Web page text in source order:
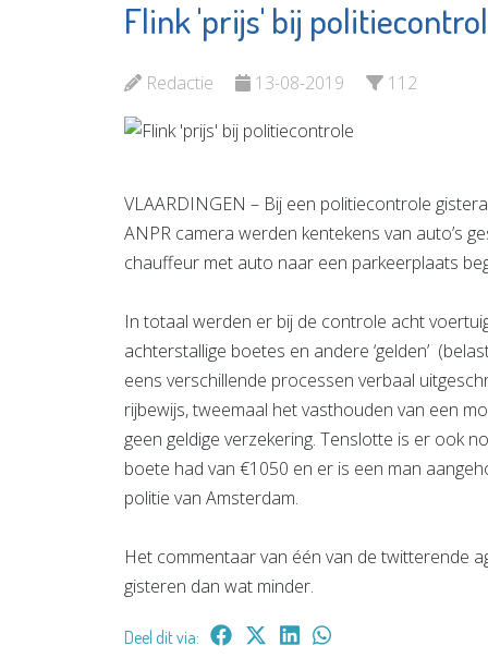
Flink 'prijs' bij
Redactie 13-08-2019 112
VLAARDINGEN – Bij een politiecontrole
ANPR camera werden kentekens van auto’s
chauffeur met auto naar een parkeerplaats
In totaal werden er bij de controle acht
achterstallige boetes en andere ‘gelden’
eens verschillende processen verbaal
rijbewijs, tweemaal het vasthouden van een
geen geldige verzekering. Tenslotte is er ook
boete had van €1050 en er is een man
politie van Amsterdam.
Het commentaar van één van de twitterende
gisteren dan wat minder.
Deel dit via:
Bekijk de pagina
Huis
Nieuwe